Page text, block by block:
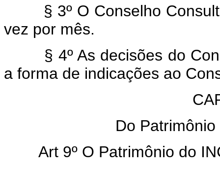
§ 3º O Conselho
vez por mês.
§ 4º As decisões do
a forma de indicações ao
Do
Art 9º O Patrimônio do